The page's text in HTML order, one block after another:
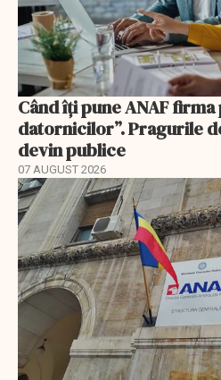
Când îți pune ANAF firma
datornicilor”. Pragurile
devin publice
07 AUGUST 2026